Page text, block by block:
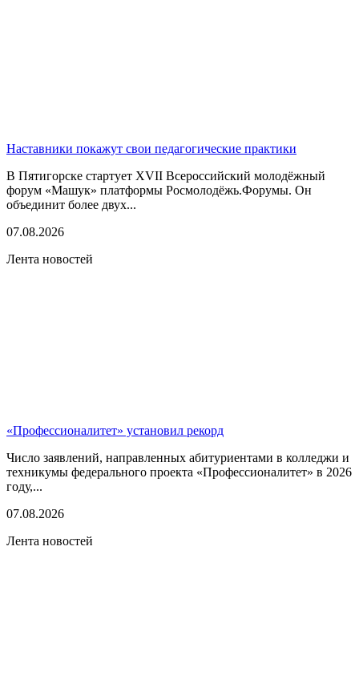
Наставники покажут свои педагогические практики
В Пятигорске стартует XVII Всероссийский молодёжный
форум «Машук» платформы Росмолодёжь.Форумы. Он
объединит более двух...
07.08.2026
Лента новостей
«Профессионалитет» установил рекорд
Число заявлений, направленных абитуриентами в колледжи и
техникумы федерального проекта «Профессионалитет» в 2026
году,...
07.08.2026
Лента новостей